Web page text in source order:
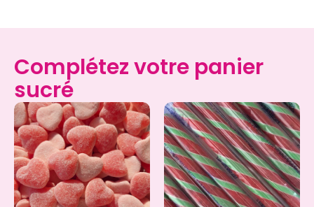
Complétez votre panier
sucré